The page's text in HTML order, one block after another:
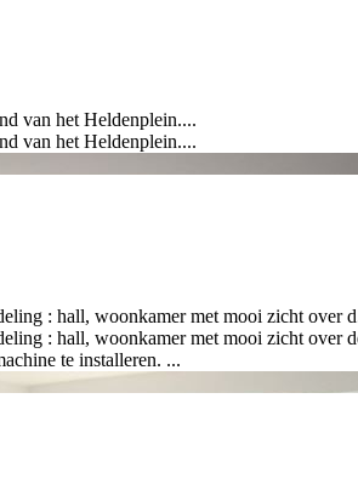
van het Heldenplein....
van het Heldenplein....
: hall, woonkamer met mooi zicht over
: hall, woonkamer met mooi zicht over
te installeren. ...